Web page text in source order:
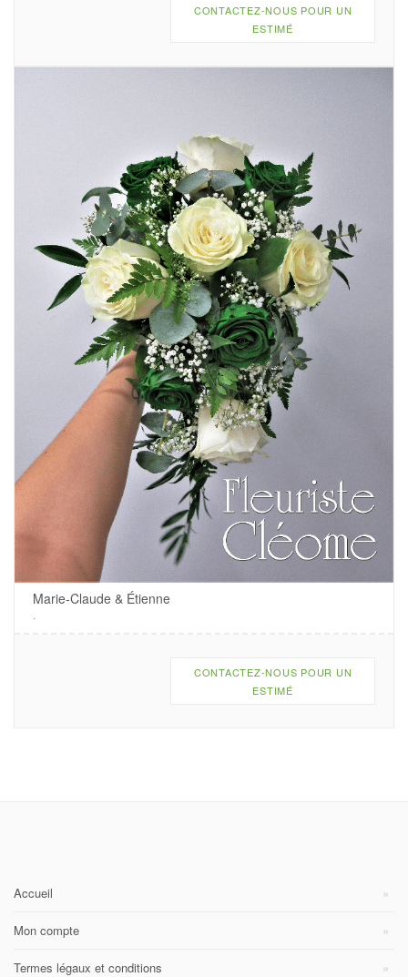
CONTACTEZ-NOUS POUR UN
ESTIMÉ
Marie-Claude & Étienne
CONTACTEZ-NOUS POUR UN
ESTIMÉ
Accueil
Mon compte
Termes légaux et conditions